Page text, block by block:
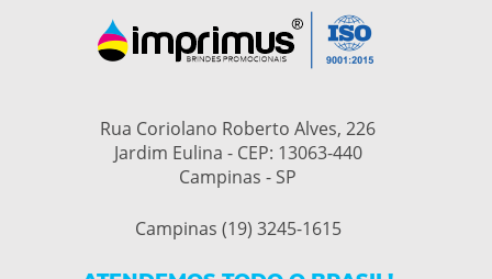
Rua Coriolano Roberto Alves, 226
Jardim Eulina - CEP: 13063-440
Campinas - SP
Campinas (19) 3245-1615